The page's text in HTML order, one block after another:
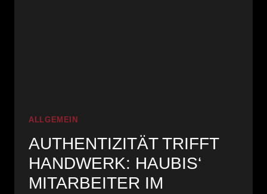
ALLGEMEIN
AUTHENTIZITÄT TRIFFT
HANDWERK: HAUBIS‘
MITARBEITER IM